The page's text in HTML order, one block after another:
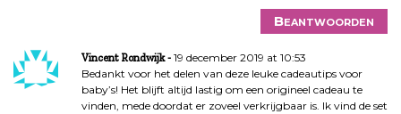
Beantwoorden
Vincent Rondwijk
19 december 2019 at 10:53
Bedankt voor het delen van deze leuke cadeautips voor
baby’s! Het blijft altijd lastig om een origineel cadeau te
vinden, mede doordat er zoveel verkrijgbaar is. Ik vind de set